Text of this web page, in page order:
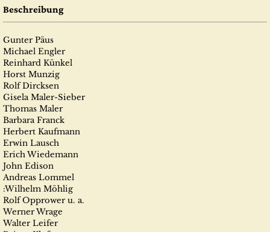
Beschreibung
Gunter Päus
Michael Engler
Reinhard Künkel
Horst Munzig
Rolf Dircksen
Gisela Maler-Sieber
Thomas Maler
Barbara Franck
Herbert Kaufmann
Erwin Lausch
Erich Wiedemann
John Edison
Andreas Lommel
:Wilhelm Möhlig
Rolf Opprower u. a.
Werner Wrage
Walter Leifer